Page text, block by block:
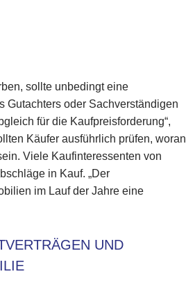
sollte unbedingt eine
Gutachters oder Sachverständigen
für die Kaufpreisforderung“,
Käufer ausführlich prüfen, woran
Viele Kaufinteressenten von
in Kauf. „Der
im Lauf der Jahre eine
UND